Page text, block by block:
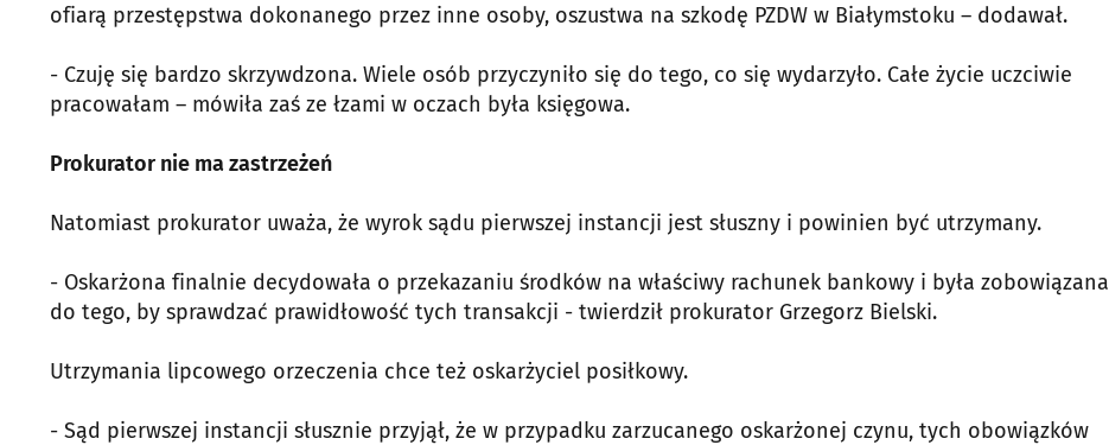
ofiarą przestępstwa dokonanego przez inne osoby, oszustwa na szkodę PZDW w Białymstoku – dodawał.
- Czuję się bardzo skrzywdzona. Wiele osób przyczyniło się do tego, co się wydarzyło. Całe życie uczciwie
pracowałam – mówiła zaś ze łzami w oczach była księgowa.
Prokurator nie ma zastrzeżeń
Natomiast prokurator uważa, że wyrok sądu pierwszej instancji jest słuszny i powinien być utrzymany.
- Oskarżona finalnie decydowała o przekazaniu środków na właściwy rachunek bankowy i była zobowiązana
do tego, by sprawdzać prawidłowość tych transakcji - twierdził prokurator Grzegorz Bielski.
Utrzymania lipcowego orzeczenia chce też oskarżyciel posiłkowy.
- Sąd pierwszej instancji słusznie przyjął, że w przypadku zarzucanego oskarżonej czynu, tych obowiązków